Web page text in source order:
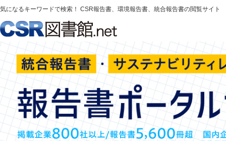
気になるキーワードで検索！ CSR報告書、環境報告書、統合報告書の閲覧サイト